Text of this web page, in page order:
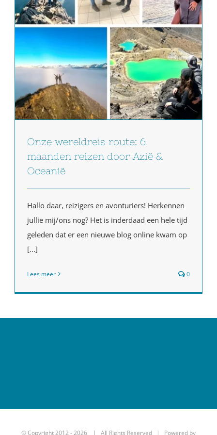
Onze wereldreis route: 6
maanden reizen door Azië &
Oceanië
Hallo daar, reizigers en avonturiers! Herkennen
jullie mij/ons nog? Het is inderdaad een hele tijd
geleden dat er een nieuwe blog online kwam op
[...]
Lees meer 0
© Copyright 2012 -2026 | All Rights Reserved | Powered by